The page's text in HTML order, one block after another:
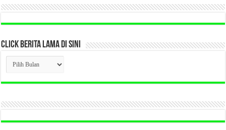
CLICK BERITA LAMA DI SINI
CLICK
BERITA
LAMA
DI